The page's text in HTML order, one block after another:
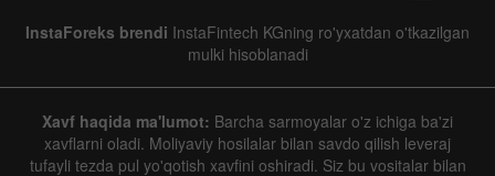
InstaForeks brendi InstaFintech KGning ro'yxatdan o'tkazilgan
mulki hisoblanadi
Xavf haqida ma'lumot: Barcha sarmoyalar o'z ichiga ba'zi
xavflarni oladi. Moliyaviy hosilalar bilan savdo qilish leveraj
tufayli tezda pul yo'qotish xavfini oshiradi. Siz bu vositalar bilan